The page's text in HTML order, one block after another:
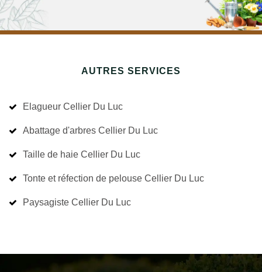
AUTRES SERVICES
Elagueur Cellier Du Luc
Abattage d'arbres Cellier Du Luc
Taille de haie Cellier Du Luc
Tonte et réfection de pelouse Cellier Du Luc
Paysagiste Cellier Du Luc